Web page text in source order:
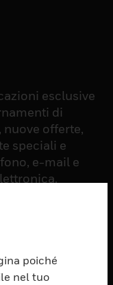
esclusive
di
offerte,
speciali e
e-mail e
poiché
nel tuo